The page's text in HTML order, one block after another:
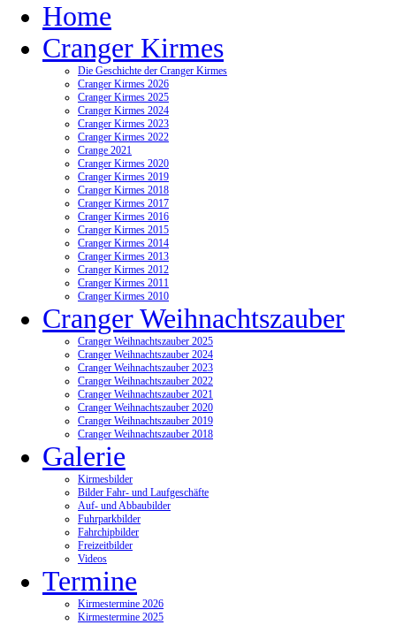
Home
Cranger Kirmes
Die Geschichte der Cranger Kirmes
Cranger Kirmes 2026
Cranger Kirmes 2025
Cranger Kirmes 2024
Cranger Kirmes 2023
Cranger Kirmes 2022
Crange 2021
Cranger Kirmes 2020
Cranger Kirmes 2019
Cranger Kirmes 2018
Cranger Kirmes 2017
Cranger Kirmes 2016
Cranger Kirmes 2015
Cranger Kirmes 2014
Cranger Kirmes 2013
Cranger Kirmes 2012
Cranger Kirmes 2011
Cranger Kirmes 2010
Cranger Weihnachtszauber
Cranger Weihnachtszauber 2025
Cranger Weihnachtszauber 2024
Cranger Weihnachtszauber 2023
Cranger Weihnachtszauber 2022
Cranger Weihnachtszauber 2021
Cranger Weihnachtszauber 2020
Cranger Weihnachtszauber 2019
Cranger Weihnachtszauber 2018
Galerie
Kirmesbilder
Bilder Fahr- und Laufgeschäfte
Auf- und Abbaubilder
Fuhrparkbilder
Fahrchipbilder
Freizeitbilder
Videos
Termine
Kirmestermine 2026
Kirmestermine 2025